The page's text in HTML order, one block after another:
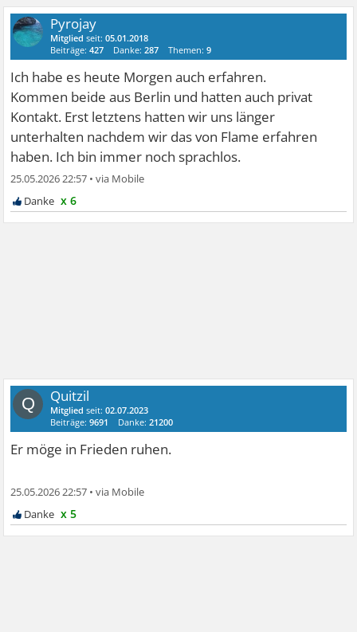
Pyrojay
Mitglied seit:05.01.2018
Beiträge:427 Danke:287 Themen:9
Ich habe es heute Morgen auch erfahren.
Kommen beide aus Berlin und hatten auch privat
Kontakt. Erst letztens hatten wir uns länger
unterhalten nachdem wir das von Flame erfahren
haben. Ich bin immer noch sprachlos.
25.05.2026 22:57 •
x 6
Q Quitzil
Mitglied seit:02.07.2023
Beiträge:9691 Danke:21200
Er möge in Frieden ruhen.
25.05.2026 22:57 •
x 5